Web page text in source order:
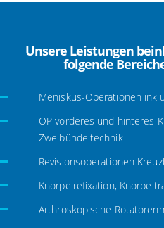
Unsere Leistungen
folgende
Meniskus-Operationen
OP vorderes und hinteres
Zweibündeltechnik
Revisionsoperationen
Knorpelrefixation,
Arthroskopische